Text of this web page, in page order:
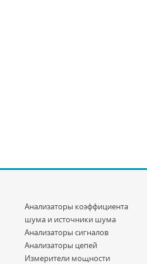
Анализаторы коэффициента
шума и источники шума
Анализаторы сигналов
Анализаторы цепей
Измерители мощности